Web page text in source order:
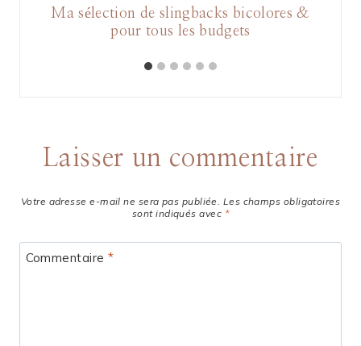
Ma sélection de slingbacks bicolores &
pour tous les budgets
Laisser un commentaire
Votre adresse e-mail ne sera pas publiée. Les champs obligatoires
sont indiqués avec *
Commentaire *